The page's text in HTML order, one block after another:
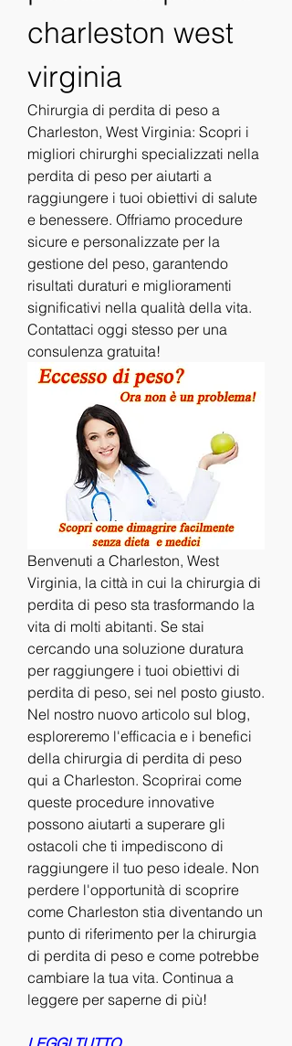
charleston west
virginia
Chirurgia di perdita di peso a
Charleston, West Virginia: Scopri i
migliori chirurghi specializzati nella
perdita di peso per aiutarti a
raggiungere i tuoi obiettivi di salute
e benessere. Offriamo procedure
sicure e personalizzate per la
gestione del peso, garantendo
risultati duraturi e miglioramenti
significativi nella qualità della vita.
Contattaci oggi stesso per una
consulenza gratuita!
Benvenuti a Charleston, West
Virginia, la città in cui la chirurgia di
perdita di peso sta trasformando la
vita di molti abitanti. Se stai
cercando una soluzione duratura
per raggiungere i tuoi obiettivi di
perdita di peso, sei nel posto giusto.
Nel nostro nuovo articolo sul blog,
esploreremo l'efficacia e i benefici
della chirurgia di perdita di peso
qui a Charleston. Scoprirai come
queste procedure innovative
possono aiutarti a superare gli
ostacoli che ti impediscono di
raggiungere il tuo peso ideale. Non
perdere l'opportunità di scoprire
come Charleston stia diventando un
punto di riferimento per la chirurgia
di perdita di peso e come potrebbe
cambiare la tua vita. Continua a
leggere per saperne di più!